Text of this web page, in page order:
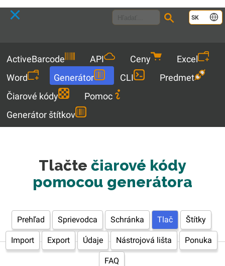
SK
ActiveBarcode API Ceny
Excel
Word
Generátor CLI
Predmet
Čiarové kódy
Pomoc
Generátor štítkov
Tlačte čiarové kódy
pomocou generátora
Prehľad Sprievodca Schránka Tlač Štítky
Import Export Údaje Nástrojová lišta Ponuka
FAQ